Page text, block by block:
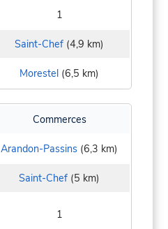
1
Saint-Chef (4,9 km)
Morestel (6,5 km)
Commerces
Arandon-Passins (6,3 km)
Saint-Chef (5 km)
1